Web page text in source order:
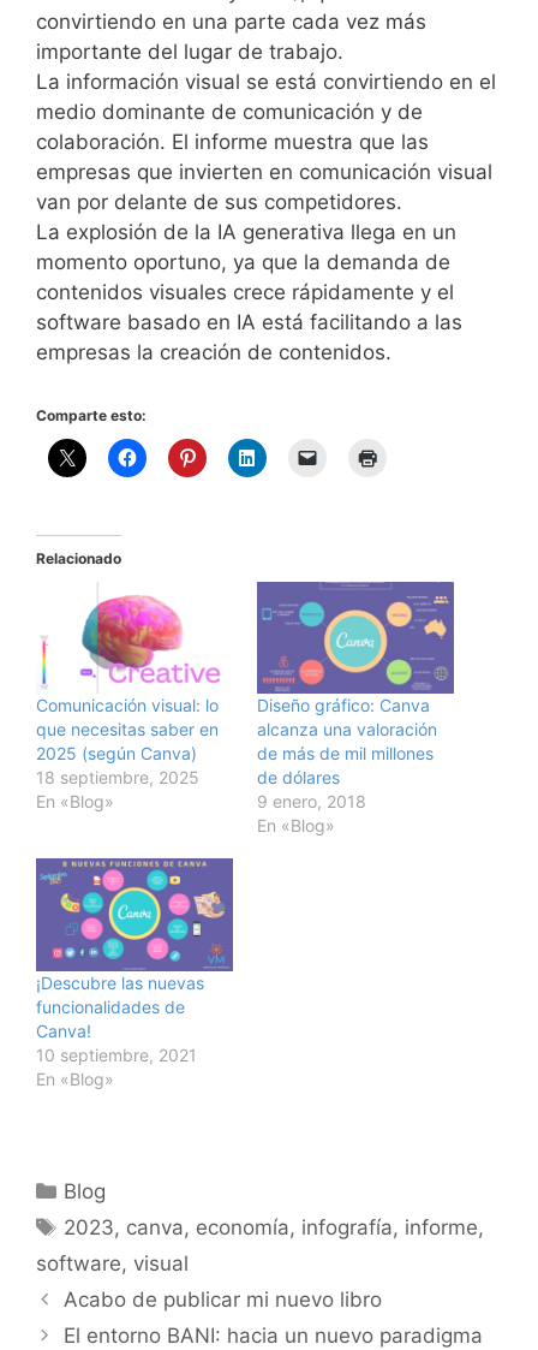
convirtiendo en una parte cada vez más
importante del lugar de trabajo.
La información visual se está convirtiendo en el
medio dominante de comunicación y de
colaboración. El informe muestra que las
empresas que invierten en comunicación visual
van por delante de sus competidores.
La explosión de la IA generativa llega en un
momento oportuno, ya que la demanda de
contenidos visuales crece rápidamente y el
software basado en IA está facilitando a las
empresas la creación de contenidos.
Comparte esto:
Relacionado
Comunicación visual: lo
que necesitas saber en
2025 (según Canva)
18 septiembre, 2025
En «Blog»
Diseño gráfico: Canva
alcanza una valoración
de más de mil millones
de dólares
9 enero, 2018
En «Blog»
¡Descubre las nuevas
funcionalidades de
Canva!
10 septiembre, 2021
En «Blog»
Categorías
Blog
Etiquetas
2023, canva, economía, infografía, informe,
software, visual
Acabo de publicar mi nuevo libro
El entorno BANI: hacia un nuevo paradigma